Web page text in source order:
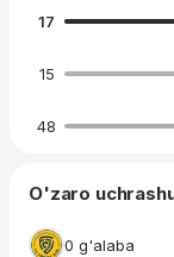
17
15
48
O'zaro
0 g'alaba